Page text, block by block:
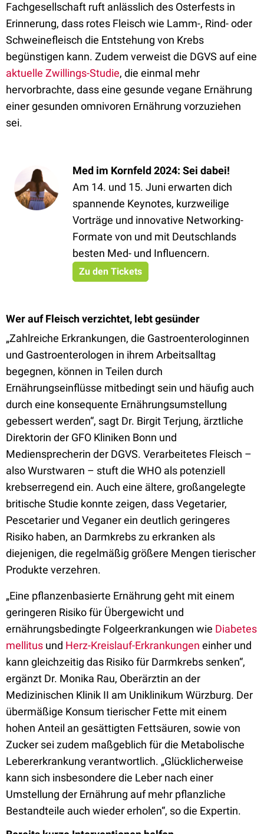
Fachgesellschaft ruft anlässlich des Osterfests in
Erinnerung, dass rotes Fleisch wie Lamm-, Rind- oder
Schweinefleisch die Entstehung von Krebs
begünstigen kann. Zudem verweist die DGVS auf eine
aktuelle Zwillings-Studie, die einmal mehr
hervorbrachte, dass eine gesunde vegane Ernährung
einer gesunden omnivoren Ernährung vorzuziehen
sei.
Med im Kornfeld 2024: Sei dabei!
Am 14. und 15. Juni erwarten dich
spannende Keynotes, kurzweilige
Vorträge und innovative Networking-
Formate von und mit Deutschlands
besten Med- und Influencern.
Zu den Tickets
Wer auf Fleisch verzichtet, lebt gesünder
„Zahlreiche Erkrankungen, die Gastroenterologinnen
und Gastroenterologen in ihrem Arbeitsalltag
begegnen, können in Teilen durch
Ernährungseinflüsse mitbedingt sein und häufig auch
durch eine konsequente Ernährungsumstellung
gebessert werden“, sagt Dr. Birgit Terjung, ärztliche
Direktorin der GFO Kliniken Bonn und
Mediensprecherin der DGVS. Verarbeitetes Fleisch –
also Wurstwaren – stuft die WHO als potenziell
krebserregend ein. Auch eine ältere, großangelegte
britische Studie konnte zeigen, dass Vegetarier,
Pescetarier und Veganer ein deutlich geringeres
Risiko haben, an Darmkrebs zu erkranken als
diejenigen, die regelmäßig größere Mengen tierischer
Produkte verzehren.
„Eine pflanzenbasierte Ernährung geht mit einem
geringeren Risiko für Übergewicht und
ernährungsbedingte Folgeerkrankungen wie Diabetes
mellitus und Herz-Kreislauf-Erkrankungen einher und
kann gleichzeitig das Risiko für Darmkrebs senken“,
ergänzt Dr. Monika Rau, Oberärztin an der
Medizinischen Klinik II am Uniklinikum Würzburg. Der
übermäßige Konsum tierischer Fette mit einem
hohen Anteil an gesättigten Fettsäuren, sowie von
Zucker sei zudem maßgeblich für die Metabolische
Lebererkrankung verantwortlich. „Glücklicherweise
kann sich insbesondere die Leber nach einer
Umstellung der Ernährung auf mehr pflanzliche
Bestandteile auch wieder erholen“, so die Expertin.